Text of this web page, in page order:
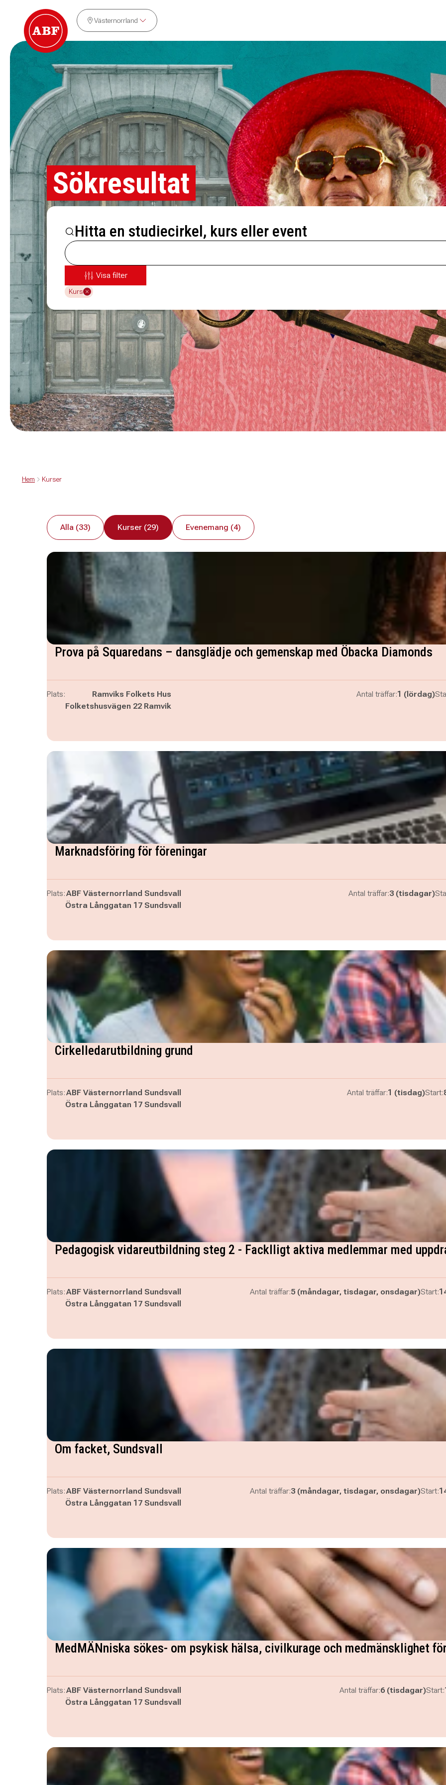
Västernorrland
Sökresultat
Hitta en studiecirkel, kurs eller event
Visa filter
Kurs
Hem Kurser
Alla (33) Kurser (29) Evenemang (4)
Prova på Squaredans – dansglädje och gemenskap med Öbacka Diamonds
Plats:
Ramviks Folkets Hus
Folketshusvägen 22 Ramvik
Antal träffar:1 (lördag)
Marknadsföring för föreningar
Plats:ABF Västernorrland Sundsvall
Östra Långgatan 17 Sundsvall
Antal träffar:3 (tisdagar)
Cirkelledarutbildning grund
Plats:ABF Västernorrland Sundsvall
Östra Långgatan 17 Sundsvall
Antal träffar:1 (tisdag)Start:
Pedagogisk vidareutbildning steg 2 - Facklligt aktiva medlemmar med
Plats:ABF Västernorrland Sundsvall
Östra Långgatan 17 Sundsvall
Antal träffar:5 (måndagar, tisdagar, onsdagar)Start:
Om facket, Sundsvall
Plats:ABF Västernorrland Sundsvall
Östra Långgatan 17 Sundsvall
Antal träffar:3 (måndagar, tisdagar, onsdagar)Start:
MedMÄNniska sökes- om psykisk hälsa, civilkurage och medmänsklighet
Plats:ABF Västernorrland Sundsvall
Östra Långgatan 17 Sundsvall
Antal träffar:6 (tisdagar)Start: